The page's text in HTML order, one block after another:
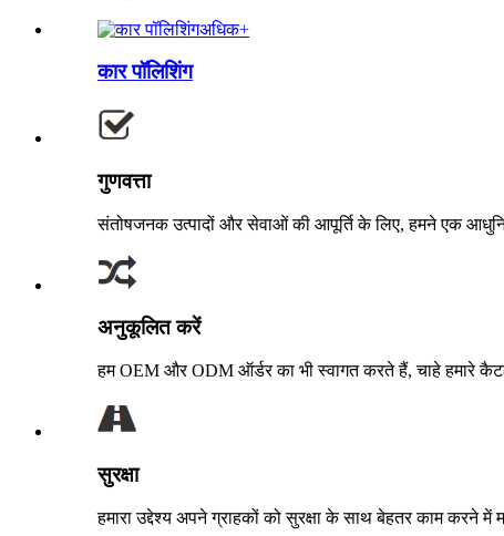
अधिक+
कार पॉलिशिंग
गुणवत्ता
संतोषजनक उत्पादों और सेवाओं की आपूर्ति के लिए, हमने एक
अनुकूलित करें
हम OEM और ODM ऑर्डर का भी स्वागत करते हैं, चाहे हमारे
सुरक्षा
हमारा उद्देश्य अपने ग्राहकों को सुरक्षा के साथ बेहतर काम करने